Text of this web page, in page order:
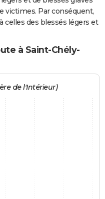
victimes. Par conséquent,
celles des blessés légers et
à Saint-Chély-
de l'Intérieur)